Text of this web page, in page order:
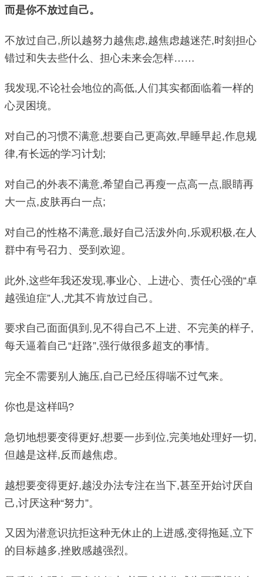
而是你不放过自己。
不放过自己,所以越努力越焦虑,越焦虑越迷茫,时刻担心
错过和失去些什么、担心未来会怎样……
我发现,不论社会地位的高低,人们其实都面临着一样的
心灵困境。
对自己的习惯不满意,想要自己更高效,早睡早起,作息规
律,有长远的学习计划;
对自己的外表不满意,希望自己再瘦一点高一点,眼睛再
大一点,皮肤再白一点;
对自己的性格不满意,最好自己活泼外向,乐观积极,在人
群中有号召力、受到欢迎。
此外,这些年我还发现,事业心、上进心、责任心强的“卓
越强迫症”人,尤其不肯放过自己。
要求自己面面俱到,见不得自己不上进、不完美的样子,
每天逼着自己“赶路”,强行做很多超支的事情。
完全不需要别人施压,自己已经压得喘不过气来。
你也是这样吗?
急切地想要变得更好,想要一步到位,完美地处理好一切,
但越是这样,反而越焦虑。
越想要变得更好,越没办法专注在当下,甚至开始讨厌自
己,讨厌这种“努力”。
又因为潜意识抗拒这种无休止的上进感,变得拖延,立下
的目标越多,挫败感越强烈。